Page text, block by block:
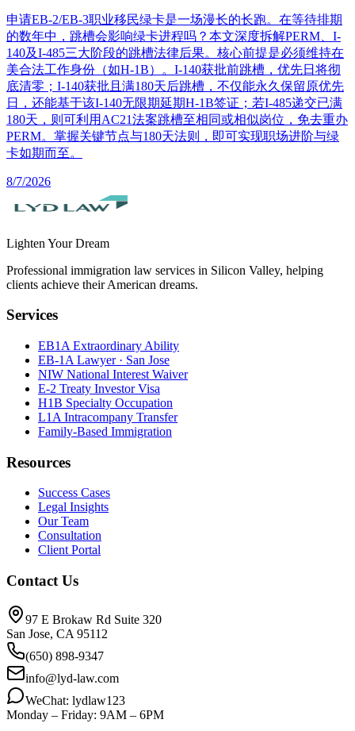
申请EB-2/EB-3职业移民绿卡是一场漫长的长跑。在等待排期
的数年中，跳槽会影响绿卡进程吗？本文深度拆解PERM、I-
140及I-485三大阶段的跳槽法律后果。核心前提是必须维持在
美合法工作身份（如H-1B）。I-140获批前跳槽，优先日将彻
底清零；I-140获批且满180天后跳槽，不仅能永久保留原优先
日，还能基于该I-140无限期延期H-1B签证；若I-485递交已满
180天，则可利用AC21法案跳槽至相同或相似岗位，免去重办
PERM。掌握关键节点与180天法则，即可实现职场进阶与绿
卡如期而至。
8/7/2026
Lighten Your Dream
Professional immigration law services in Silicon Valley, helping
clients achieve their American dreams.
Services
EB1A Extraordinary Ability
EB-1A Lawyer · San Jose
NIW National Interest Waiver
E-2 Treaty Investor Visa
H1B Specialty Occupation
L1A Intracompany Transfer
Family-Based Immigration
Resources
Success Cases
Legal Insights
Our Team
Consultation
Client Portal
Contact Us
97 E Brokaw Rd Suite 320
San Jose, CA 95112
(650) 898-9347
info@lyd-law.com
WeChat: lydlaw123
Monday – Friday: 9AM – 6PM